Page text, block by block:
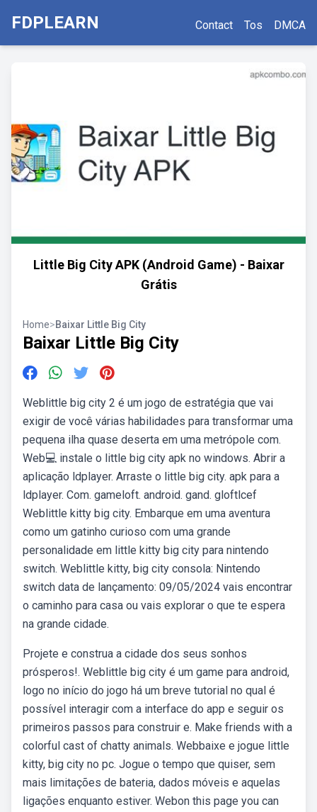
FDPLEARN Contact Tos DMCA
Little Big City APK (Android Game) - Baixar
Grátis
Home>Baixar Little Big City
Baixar Little Big City
Weblittle big city 2 é um jogo de estratégia que vai
exigir de você várias habilidades para transformar uma
pequena ilha quase deserta em uma metrópole com.
Web💻 instale o little big city apk no windows. Abrir a
aplicação ldplayer. Arraste o little big city. apk para a
ldplayer. Com. gameloft. android. gand. gloftlcef
Weblittle kitty big city. Embarque em uma aventura
como um gatinho curioso com uma grande
personalidade em little kitty big city para nintendo
switch. Weblittle kitty, big city consola: Nintendo
switch data de lançamento: 09/05/2024 vais encontrar
o caminho para casa ou vais explorar o que te espera
na grande cidade.
Projete e construa a cidade dos seus sonhos
prósperos!. Weblittle big city é um game para android,
logo no início do jogo há um breve tutorial no qual é
possível interagir com a interface do app e seguir os
primeiros passos para construir e. Make friends with a
colorful cast of chatty animals. Webbaixe e jogue little
kitty, big city no pc. Jogue o tempo que quiser, sem
mais limitações de bateria, dados móveis e aquelas
ligações enquanto estiver. Webon this page you can